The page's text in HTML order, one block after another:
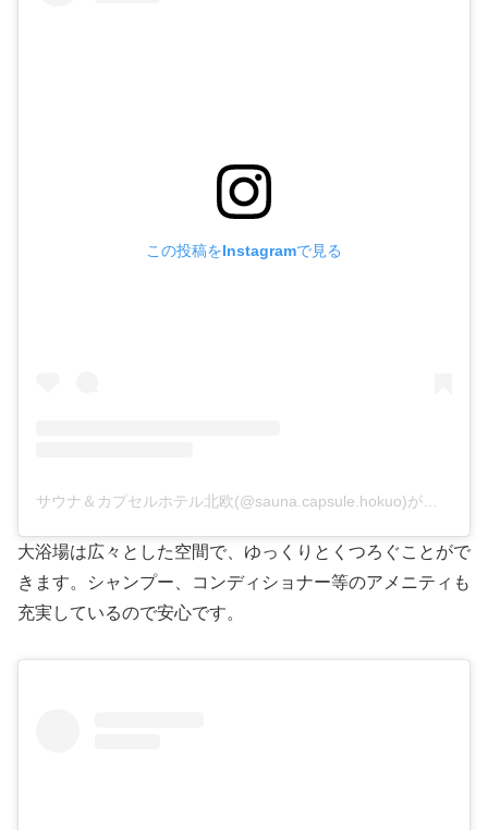
この投稿をInstagramで見る
大浴場は広々とした空間で、ゆっくりとくつろぐことがで
きます。シャンプー、コンディショナー等のアメニティも
充実しているので安心です。